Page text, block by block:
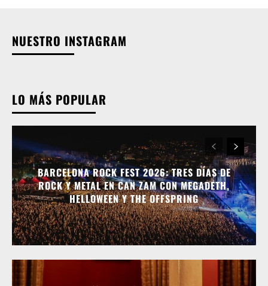
NUESTRO INSTAGRAM
LO MÁS POPULAR
BARCELONA ROCK FEST 2026: TRES DÍAS DE
ROCK Y METAL EN CAN ZAM CON MEGADETH,
HELLOWEEN Y THE OFFSPRING